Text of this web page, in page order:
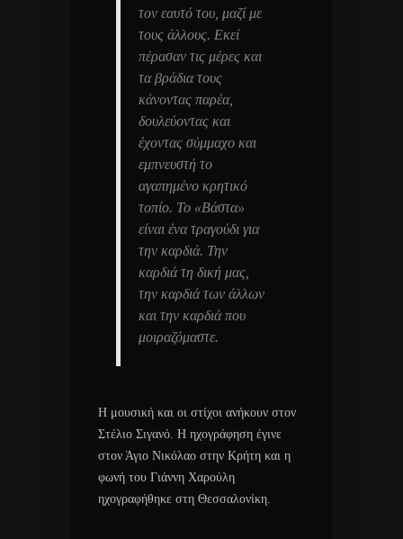
τον εαυτό του, μαζί με
τους άλλους. Εκεί
πέρασαν τις μέρες και
τα βράδια τους
κάνοντας παρέα,
δουλεύοντας και
έχοντας σύμμαχο και
εμπνευστή το
αγαπημένο κρητικό
τοπίο. Το «Βάστα»
είναι ένα τραγούδι για
την καρδιά. Την
καρδιά τη δική μας,
την καρδιά των άλλων
και την καρδιά που
μοιραζόμαστε.
Η μουσική και οι στίχοι ανήκουν στον
Στέλιο Σιγανό. Η ηχογράφηση έγινε
στον Άγιο Νικόλαο στην Κρήτη και η
φωνή του Γιάννη Χαρούλη
ηχογραφήθηκε στη Θεσσαλονίκη.